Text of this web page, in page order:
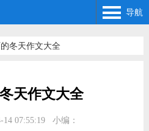
导航
冬天作文大全
天作文大全
14 07:55:19 小编：